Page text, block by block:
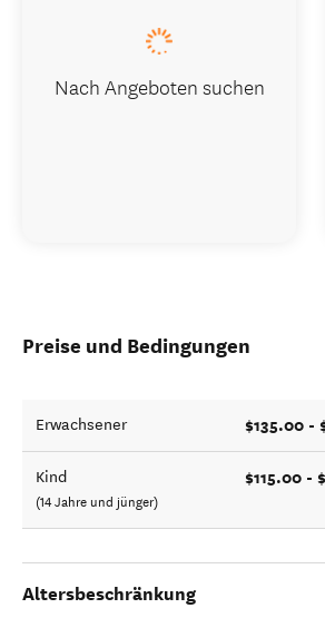
Preise und Bedingungen
Erwachsener $135.00 -
Kind
(14 Jahre und jünger)
$115.00 -
Altersbeschränkung
Nach Angeboten suchen